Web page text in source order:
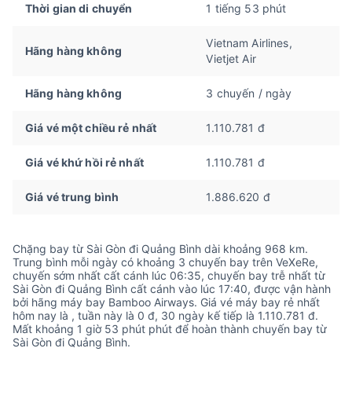
Thời gian di chuyển 1 tiếng 53 phút
Hãng hàng không
Vietnam Airlines,
Vietjet Air
Hãng hàng không 3 chuyến / ngày
Giá vé một chiều rẻ nhất 1.110.781 đ
Giá vé khứ hồi rẻ nhất 1.110.781 đ
Giá vé trung bình 1.886.620 đ
Chặng bay từ Sài Gòn đi Quảng Bình dài khoảng 968 km.
Trung bình mỗi ngày có khoảng 3 chuyến bay trên VeXeRe,
chuyến sớm nhất cất cánh lúc 06:35, chuyến bay trễ nhất từ
Sài Gòn đi Quảng Bình cất cánh vào lúc 17:40, được vận hành
bởi hãng máy bay Bamboo Airways. Giá vé máy bay rẻ nhất
hôm nay là , tuần này là 0 đ, 30 ngày kế tiếp là 1.110.781 đ.
Mất khoảng 1 giờ 53 phút phút để hoàn thành chuyến bay từ
Sài Gòn đi Quảng Bình.